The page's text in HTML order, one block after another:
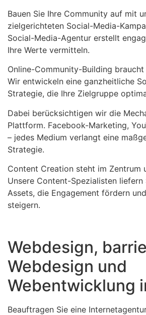
Bauen Sie Ihre Community auf mit
zielgerichteten Social-Media-
Social-Media-Agentur erstellt
Ihre Werte vermitteln.
Online-Community-Building
Wir entwickeln eine ganzheitliche
Strategie, die Ihre Zielgruppe
Dabei berücksichtigen wir die
Plattform. Facebook-Marketing,
– jedes Medium verlangt eine
Strategie.
Content Creation steht im Zentrum
Unsere Content-Spezialisten
Assets, die Engagement fördern
steigern.
Webdesign,
Webdesign und
Webentwicklung
Beauftragen Sie eine